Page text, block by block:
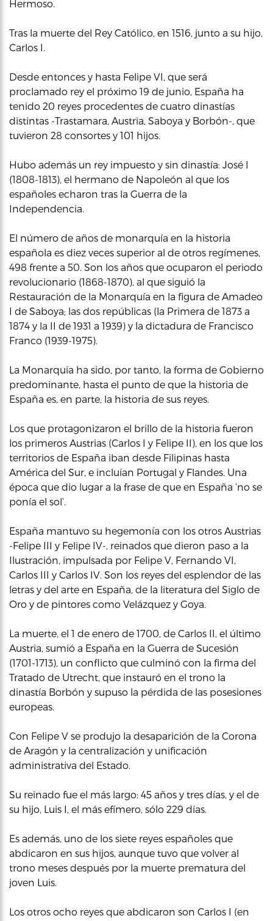
Hermoso.
Tras la muerte del Rey Católico, en 1516, junto a su hijo,
Carlos I.
Desde entonces y hasta Felipe VI, que será
proclamado rey el próximo 19 de junio, España ha
tenido 20 reyes procedentes de cuatro dinastías
distintas -Trastamara, Austria, Saboya y Borbón-, que
tuvieron 28 consortes y 101 hijos.
Hubo además un rey impuesto y sin dinastía: José I
(1808-1813), el hermano de Napoleón al que los
españoles echaron tras la Guerra de la
Independencia.
El número de años de monarquía en la historia
española es diez veces superior al de otros regímenes,
498 frente a 50. Son los años que ocuparon el periodo
revolucionario (1868-1870), al que siguió la
Restauración de la Monarquía en la figura de Amadeo
I de Saboya; las dos repúblicas (la Primera de 1873 a
1874 y la II de 1931 a 1939) y la dictadura de Francisco
Franco (1939-1975).
La Monarquía ha sido, por tanto, la forma de Gobierno
predominante, hasta el punto de que la historia de
España es, en parte, la historia de sus reyes.
Los que protagonizaron el brillo de la historia fueron
los primeros Austrias (Carlos I y Felipe II), en los que los
territorios de España iban desde Filipinas hasta
América del Sur, e incluían Portugal y Flandes. Una
época que dio lugar a la frase de que en España ‘no se
ponía el sol’.
España mantuvo su hegemonía con los otros Austrias
-Felipe III y Felipe IV-, reinados que dieron paso a la
Ilustración, impulsada por Felipe V, Fernando VI,
Carlos III y Carlos IV. Son los reyes del esplendor de las
letras y del arte en España, de la literatura del Siglo de
Oro y de pintores como Velázquez y Goya.
La muerte, el 1 de enero de 1700, de Carlos II, el último
Austria, sumió a España en la Guerra de Sucesión
(1701-1713), un conflicto que culminó con la firma del
Tratado de Utrecht, que instauró en el trono la
dinastía Borbón y supuso la pérdida de las posesiones
europeas.
Con Felipe V se produjo la desaparición de la Corona
de Aragón y la centralización y unificación
administrativa del Estado.
Su reinado fue el más largo: 45 años y tres días, y el de
su hijo, Luis I, el más efímero, sólo 229 días.
Es además, uno de los siete reyes españoles que
abdicaron en sus hijos, aunque tuvo que volver al
trono meses después por la muerte prematura del
joven Luis.
Los otros ocho reyes que abdicaron son Carlos I (en